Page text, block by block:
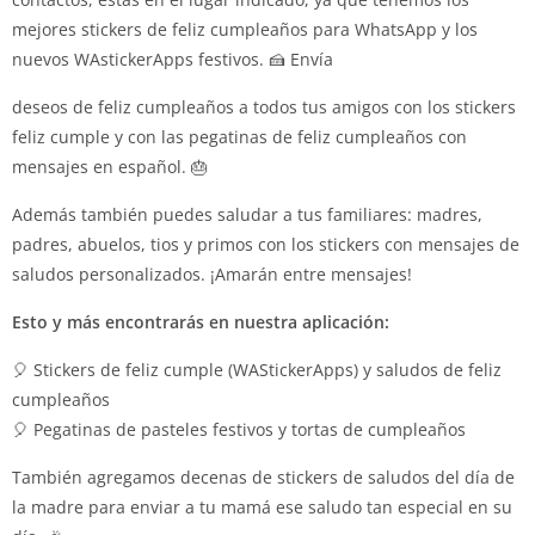
mejores stickers de feliz cumpleaños para WhatsApp y los
nuevos WAstickerApps festivos. 🍰 Envía
deseos de feliz cumpleaños a todos tus amigos con los stickers
feliz cumple y con las pegatinas de feliz cumpleaños con
mensajes en español. 🎂
Además también puedes saludar a tus familiares: madres,
padres, abuelos, tios y primos con los stickers con mensajes de
saludos personalizados. ¡Amarán entre mensajes!
Esto y más encontrarás en nuestra aplicación:
🎈 Stickers de feliz cumple (WAStickerApps) y saludos de feliz
cumpleaños
🎈 Pegatinas de pasteles festivos y tortas de cumpleaños
También agregamos decenas de stickers de saludos del día de
la madre para enviar a tu mamá ese saludo tan especial en su